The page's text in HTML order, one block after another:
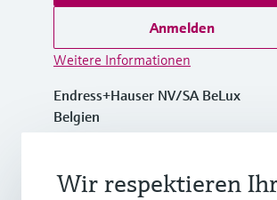
Anmelden
Weitere Informationen
Endress+Hauser NV/SA BeLux
Belgien
Wir respektieren